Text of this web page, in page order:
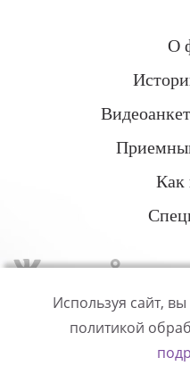
О
Как
Политика
Используя сайт,
политикой